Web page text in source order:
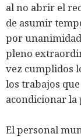
al no abrir el
de asumir
por
pleno
vez cumplidos
los trabajos
acondicionar
El personal